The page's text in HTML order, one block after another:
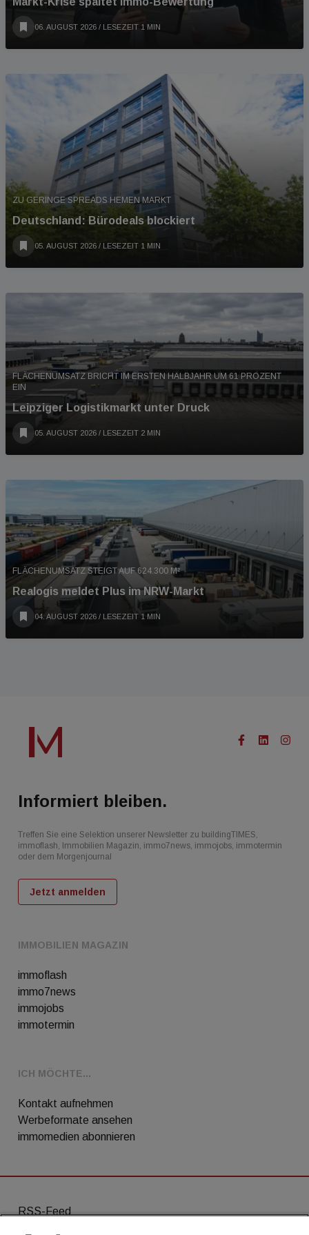
06. AUGUST 2026 / LESEZEIT 1 MIN
ZU GERINGE SPREADS HEMEN MARKT
Deutschland: Bürodeals blockiert
05. AUGUST 2026 / LESEZEIT 1 MIN
FLÄCHENUMSATZ BRICHT IM ERSTEN HALBJAHR UM 61 PROZENT
EIN
Leipziger Logistikmarkt unter Druck
05. AUGUST 2026 / LESEZEIT 2 MIN
FLÄCHENUMSATZ STEIGT AUF 624.300 M²
Realogis meldet Plus im NRW-Markt
04. AUGUST 2026 / LESEZEIT 1 MIN
IMMOBILIEN MAGAZIN
immoflash
immo7news
immojobs
immotermin
ICH MÖCHTE...
Kontakt aufnehmen
Werbeformate ansehen
immomedien abonnieren
Informiert bleiben.
Treffen Sie eine Selektion unserer Newsletter zu buildingTIMES,
immoflash, Immobilien Magazin, immo7news, immojobs, immotermin
oder dem Morgenjournal
Jetzt anmelden
RSS-Feed